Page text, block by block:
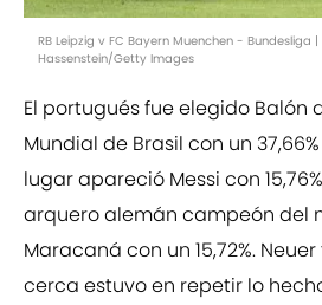
RB Leipzig v FC Bayern Muenchen - Bundesliga
Hassenstein/Getty Images
El portugués fue elegido Balón
Mundial de Brasil con un
lugar apareció Messi con
arquero alemán campeón del
Maracaná con un 15,72%.
cerca estuvo en repetir lo